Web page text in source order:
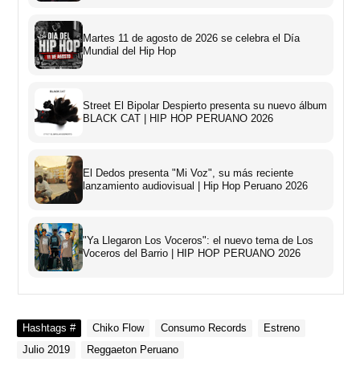
Martes 11 de agosto de 2026 se celebra el Día
Mundial del Hip Hop
Street El Bipolar Despierto presenta su nuevo álbum
BLACK CAT | HIP HOP PERUANO 2026
El Dedos presenta "Mi Voz", su más reciente
lanzamiento audiovisual | Hip Hop Peruano 2026
"Ya Llegaron Los Voceros": el nuevo tema de Los
Voceros del Barrio | HIP HOP PERUANO 2026
Hashtags # Chiko Flow Consumo Records
Estreno
Julio 2019
Reggaeton Peruano